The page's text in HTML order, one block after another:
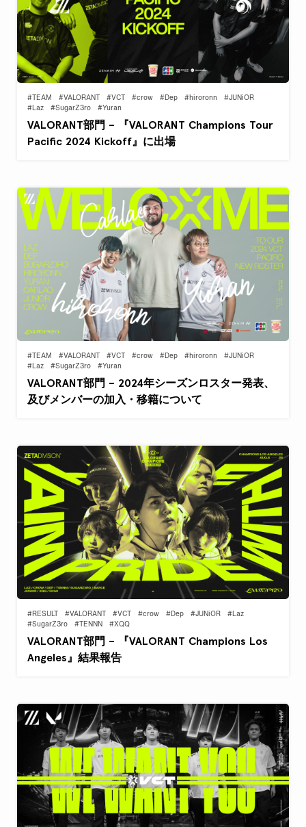
#TEAM #VALORANT #VCT #crow #Dep #hiroronn
#JUNiOR
#Laz
#SugarZ3ro #Yuran
VALORANT部門 – 『VALORANT Champions Tour
Pacific 2024 Kickoff』に出場
#TEAM #VALORANT #VCT #crow #Dep #hiroronn
#JUNiOR
#Laz
#SugarZ3ro #Yuran
VALORANT部門 – 2024年シーズンロスター発表、
及びメンバーの加入・移籍について
#RESULT #VALORANT #VCT #crow #Dep #JUNiOR
#Laz
#SugarZ3ro
#TENNN #XQQ
VALORANT部門 – 『VALORANT Champions Los
Angeles』結果報告